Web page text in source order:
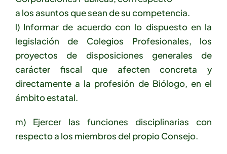
a los asuntos que sean de su competencia.
l) Informar de acuerdo con lo dispuesto en la
legislación de Colegios Profesionales, los
proyectos de disposiciones generales de
carácter fiscal que afecten concreta y
directamente a la profesión de Biólogo, en el
ámbito estatal.
m) Ejercer las funciones disciplinarias con
respecto a los miembros del propio Consejo.